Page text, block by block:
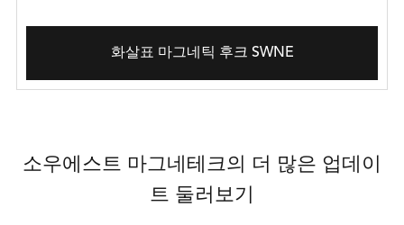
화살표 마그네틱 후크 SWNE
소우에스트 마그네테크의 더 많은 업데이
트 둘러보기